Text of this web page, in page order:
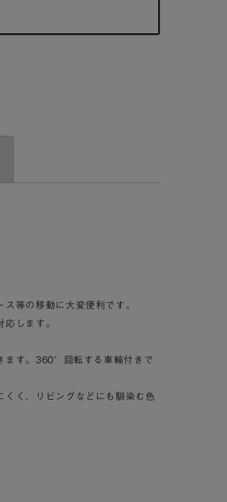
等の移動に大変便利です。
します。
ます。360°回転する車輪付きで
くく、リビングなどにも馴染む色